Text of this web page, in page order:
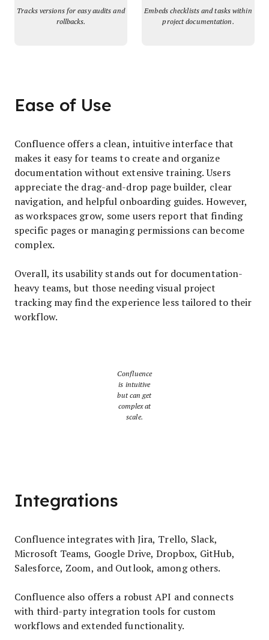
Tracks versions for easy audits and
rollbacks.
Embeds checklists and tasks within
project documentation.
Ease of Use
Confluence offers a clean, intuitive interface that
makes it easy for teams to create and organize
documentation without extensive training. Users
appreciate the drag-and-drop page builder, clear
navigation, and helpful onboarding guides. However,
as workspaces grow, some users report that finding
specific pages or managing permissions can become
complex.
Overall, its usability stands out for documentation-
heavy teams, but those needing visual project
tracking may find the experience less tailored to their
workflow.
Confluence
is intuitive
but can get
complex at
scale.
Integrations
Confluence integrates with Jira, Trello, Slack,
Microsoft Teams, Google Drive, Dropbox, GitHub,
Salesforce, Zoom, and Outlook, among others.
Confluence also offers a robust API and connects
with third-party integration tools for custom
workflows and extended functionality.